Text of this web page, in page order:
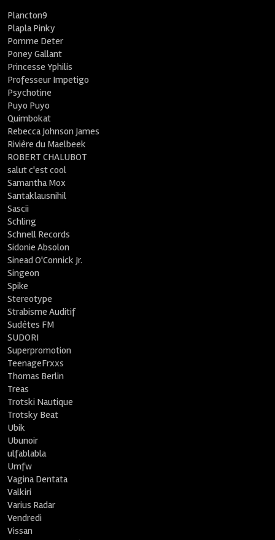
Plancton9
Plapla Pinky
Pomme Deter
Poney Gallant
Princesse Yphilis
Professeur Impetigo
Psychotine
Puyo Puyo
Quimbokat
Rebecca Johnson James
Rivière du Maelbeek
ROBERT CHALUBOT
salut c'est cool
Samantha Mox
Santaklausnihil
Sascii
Schling
Schnell Records
Sidonie Absolon
Sinead O'Connick Jr.
Singeon
Spike
Stereotype
Strabisme Auditif
Sudètes FM
SUDORI
Superpromotion
TeenageFrxxs
Thomas Berlin
Treas
Trotski Nautique
Trotsky Beat
Ubik
Ubunoir
ulfablabla
Umfw
Vagina Dentata
Valkiri
Varius Radar
Vendredi
Vissan